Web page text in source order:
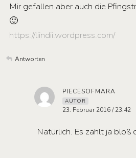
Mir gefallen aber auch die
🙂
https://liindii.wordpress.com/
Antworten
PIECESOFMARA
AUTOR
23. Februar 2016 / 23:42
Natürlich. Es zählt ja bloß